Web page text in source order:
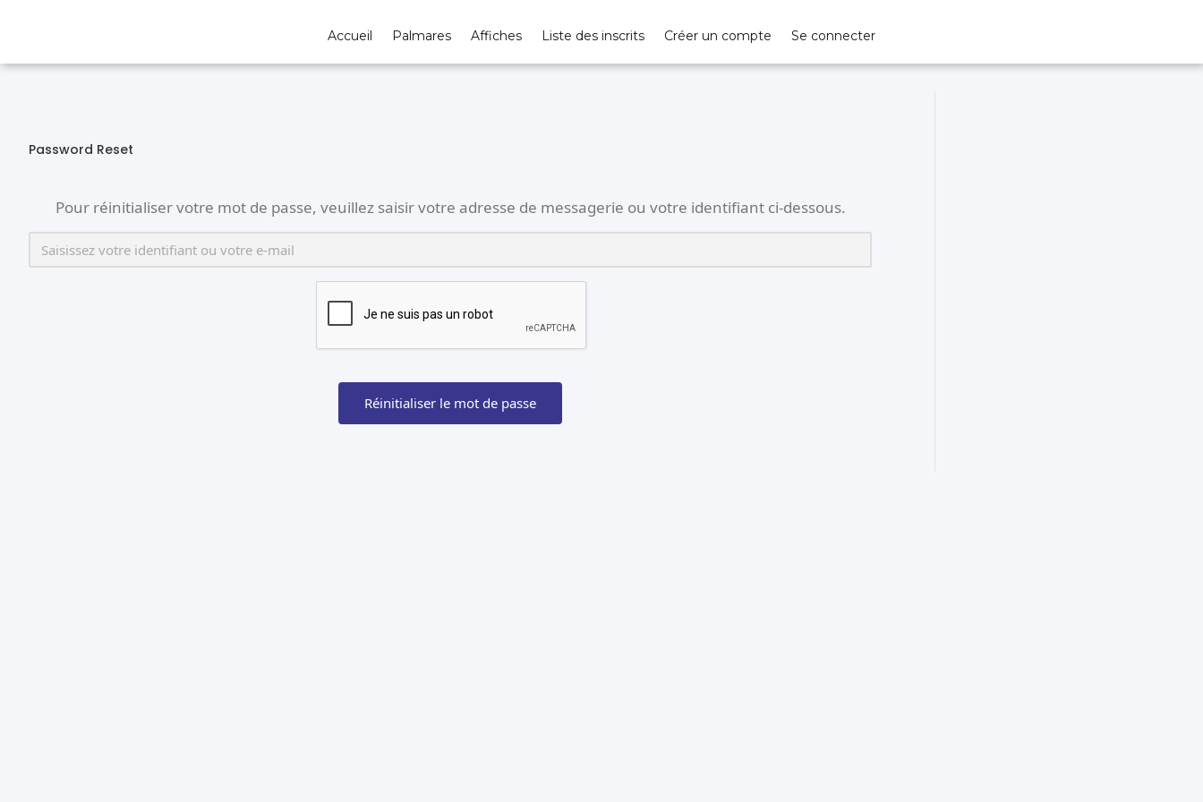
Accueil Palmares Affiches Liste des inscrits Créer un compte Se connecter
Password Reset
Password Reset
Pour réinitialiser votre mot de passe, veuillez saisir votre adresse de messagerie ou votre identifiant ci-dessous.